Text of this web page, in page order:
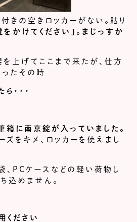
きの空きロッカーがない。貼り
をかけてください」。まじっすか
を上げてここまで来たが、仕方
ったその時
・・・
箱に南京錠が入っていました。
をキメ、ロッカーを使えまし
、PCケースなどの軽い荷物し
込めません。
ください